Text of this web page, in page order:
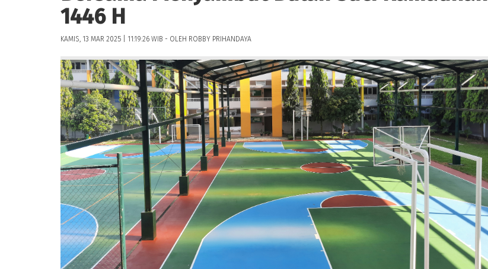
1446 H
KAMIS, 13 MAR 2025 | 11:19:26 WIB - OLEH ROBBY PRIHANDAYA